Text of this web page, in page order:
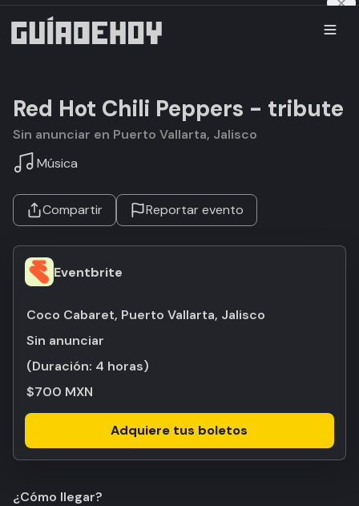
Red Hot Chili Peppers - tribute
Sin anunciar en Puerto Vallarta, Jalisco
Música
Compartir Reportar evento
Eventbrite
Coco Cabaret, Puerto Vallarta, Jalisco
Sin anunciar
(Duración: 4 horas)
$700 MXN
Adquiere tus boletos
¿Cómo llegar?